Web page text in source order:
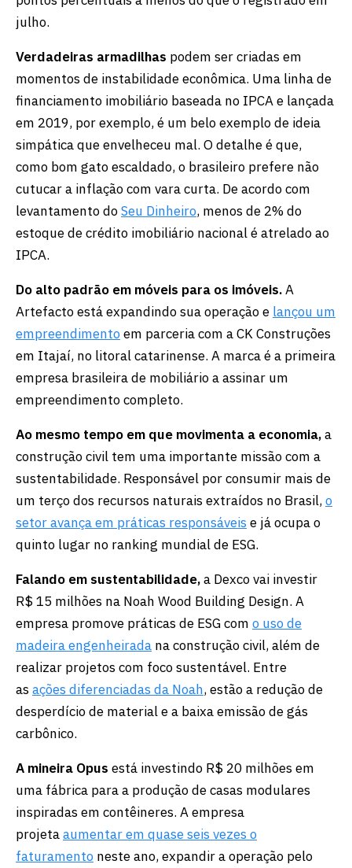
julho.
Verdadeiras armadilhas podem ser criadas em
momentos de instabilidade econômica. Uma linha de
financiamento imobiliário baseada no IPCA e lançada
em 2019, por exemplo, é um belo exemplo de ideia
simpática que envelheceu mal. O detalhe é que,
como bom gato escaldado, o brasileiro prefere não
cutucar a inflação com vara curta. De acordo com
levantamento doSeu Dinheiro, menos de 2% do
estoque de crédito imobiliário nacional é atrelado ao
IPCA.
Do alto padrão em móveis para os imóveis.A
Artefacto está expandindo sua operação e lançou um
empreendimentoem parceria com a CK Construções
em Itajaí, no litoral catarinense. A marca é a primeira
empresa brasileira de mobiliário a assinar um
empreendimento completo.
Ao mesmo tempo em que movimenta a economia,a
construção civil tem uma importante missão com a
sustentabilidade. Responsável por consumir mais de
um terço dos recursos naturais extraídos no Brasil,o
setor avança em práticas responsáveis e já ocupa o
quinto lugar no ranking mundial de ESG.
Falando em sustentabilidade,a Dexco vai investir
R$ 15 milhões na Noah Wood Building Design. A
empresa promove práticas de ESG com o uso de
madeira engenheirada na construção civil, além de
realizar projetos com foco sustentável. Entre
asações diferenciadas da Noah, estão a redução de
desperdício de material e a baixa emissão de gás
carbônico.
A mineira Opus está investindo R$ 20 milhões em
uma fábrica para a produção de casas modulares
inspiradas em contêineres. A empresa
projetaaumentar em quase seis vezes o
faturamento neste ano, expandir a operação pelo